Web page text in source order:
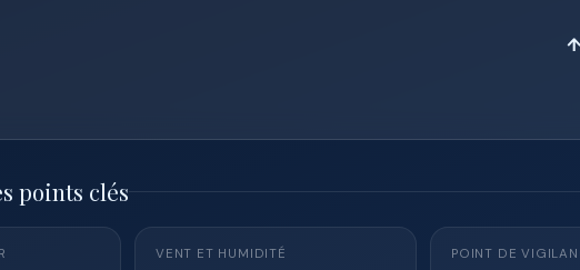
↑
points clés
VENT ET HUMIDITÉ POINT DE